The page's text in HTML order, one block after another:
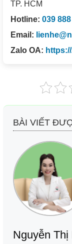
TP. HCM
Hotline: 039
Email:
Zalo OA:
BÀI VIẾT
Nguyễn Thị